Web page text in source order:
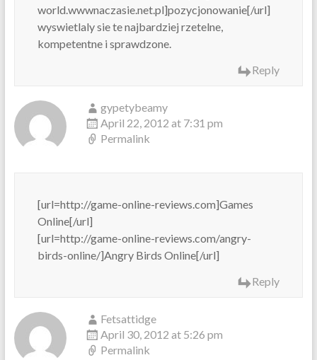
world.wwwnaczasie.net.pl]pozycjonowanie[/url]
wyswietlaly sie te najbardziej rzetelne,
kompetentne i sprawdzone.
Reply
gypetybeamy
April 22, 2012 at 7:31 pm
Permalink
[url=http://game-online-reviews.com]Games
Online[/url]
[url=http://game-online-reviews.com/angry-
birds-online/]Angry Birds Online[/url]
Reply
Fetsattidge
April 30, 2012 at 5:26 pm
Permalink